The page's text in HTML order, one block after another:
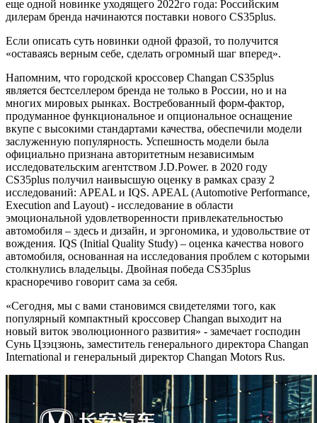
еще одной новинке уходящего 2022го года: Российским
дилерам бренда начинаются поставки нового CS35plus.
Если описать суть новинки одной фразой, то получится
«оставаясь верным себе, сделать огромный шаг вперед».
Напомним, что городской кроссовер Changan CS35plus
является бестселлером бренда не только в России, но и на
многих мировых рынках. Востребованный форм-фактор,
продуманное функциональное и опциональное оснащение
вкупе с высокими стандартами качества, обеспечили модели
заслуженную популярность. Успешность модели была
официально признана авторитетным независимым
исследовательским агентством J.D.Power. в 2020 году
CS35plus получил наивысшую оценку в рамках сразу 2
исследований: APEAL и IQS. APEAL (Automotive Performance,
Execution and Layout) - исследование в области
эмоциональной удовлетворенности привлекательностью
автомобиля – здесь и дизайн, и эргономика, и удовольствие от
вождения. IQS (Initial Quality Study) – оценка качества нового
автомобиля, основанная на исследования проблем с которыми
столкнулись владельцы. Двойная победа CS35plus
красноречиво говорит сама за себя.
«Сегодня, мы с вами становимся свидетелями того, как
популярный компактный кроссовер Changan выходит на
новый виток эволюционного развития» - замечает господин
Сунь Цзэцзюнь, заместитель генерального директора Changan
International и генеральный директор Changan Motors Rus.